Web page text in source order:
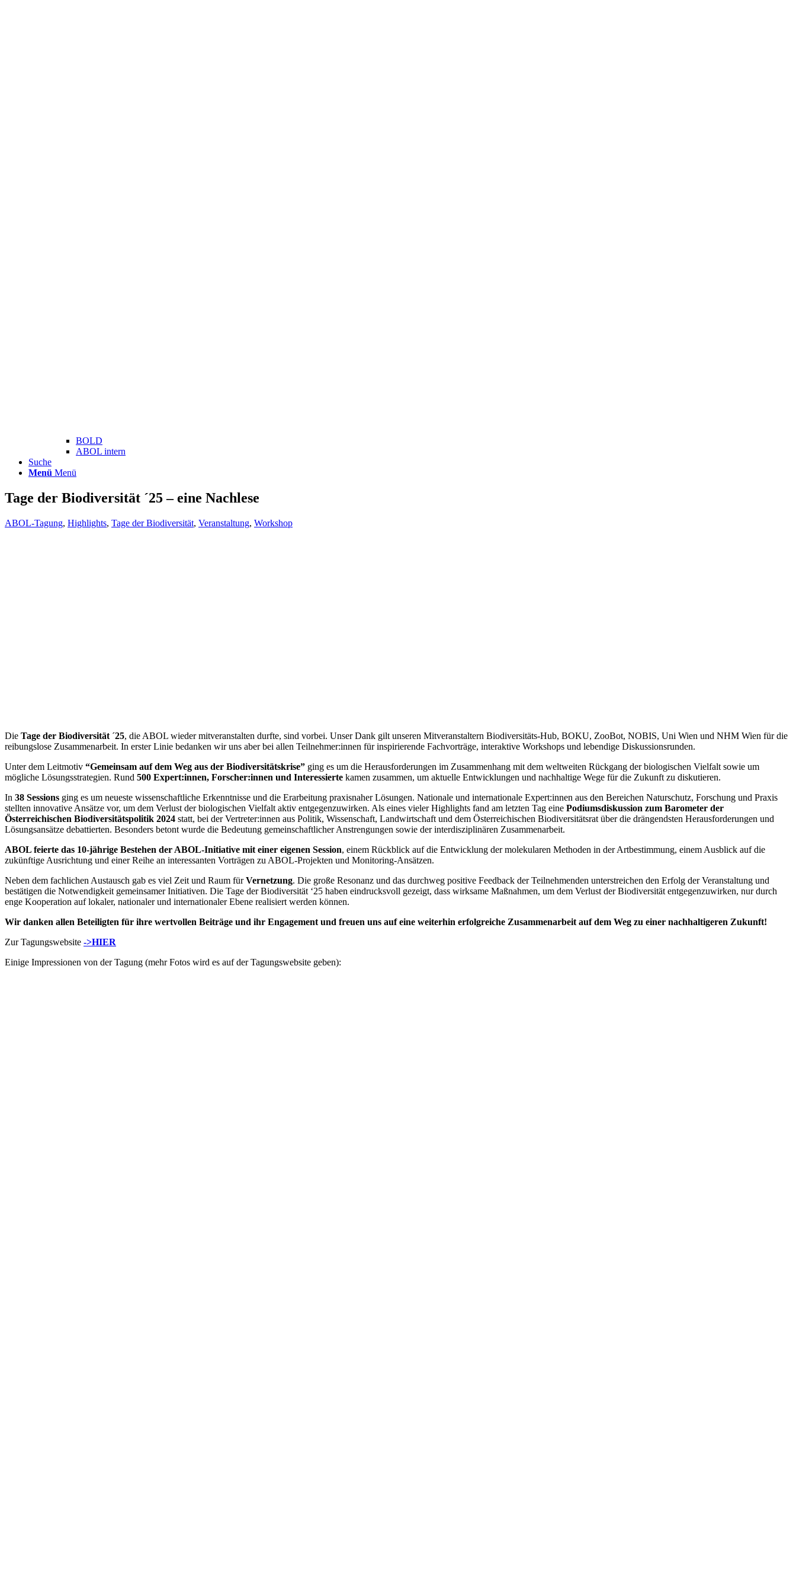
BOLD
ABOL intern
Suche
Menü Menü
Tage der Biodiversität ´25 – eine Nachlese
ABOL-Tagung, Highlights, Tage der Biodiversität, Veranstaltung, Workshop
Die Tage der Biodiversität ´25, die ABOL wieder mitveranstalten durfte, sind vorbei. Unser Dank gilt unseren Mitveranstaltern Biodiversitäts-Hub, BOKU, ZooBot, NOBIS, Uni Wien und NHM Wien für die
reibungslose Zusammenarbeit. In erster Linie bedanken wir uns aber bei allen Teilnehmer:innen für inspirierende Fachvorträge, interaktive Workshops und lebendige Diskussionsrunden.
Unter dem Leitmotiv “Gemeinsam auf dem Weg aus der Biodiversitätskrise” ging es um die Herausforderungen im Zusammenhang mit dem weltweiten Rückgang der biologischen Vielfalt sowie um
mögliche Lösungsstrategien. Rund 500 Expert:innen, Forscher:innen und Interessierte kamen zusammen, um aktuelle Entwicklungen und nachhaltige Wege für die Zukunft zu diskutieren.
In 38 Sessions ging es um neueste wissenschaftliche Erkenntnisse und die Erarbeitung praxisnaher Lösungen. Nationale und internationale Expert:innen aus den Bereichen Naturschutz, Forschung und Praxis
stellten innovative Ansätze vor, um dem Verlust der biologischen Vielfalt aktiv entgegenzuwirken. Als eines vieler Highlights fand am letzten Tag eine Podiumsdiskussion zum Barometer der
Österreichischen Biodiversitätspolitik 2024 statt, bei der Vertreter:innen aus Politik, Wissenschaft, Landwirtschaft und dem Österreichischen Biodiversitätsrat über die drängendsten Herausforderungen und
Lösungsansätze debattierten. Besonders betont wurde die Bedeutung gemeinschaftlicher Anstrengungen sowie der interdisziplinären Zusammenarbeit.
ABOL feierte das 10-jährige Bestehen der ABOL-Initiative mit einer eigenen Session, einem Rückblick auf die Entwicklung der molekularen Methoden in der Artbestimmung, einem Ausblick auf die
zukünftige Ausrichtung und einer Reihe an interessanten Vorträgen zu ABOL-Projekten und Monitoring-Ansätzen.
Neben dem fachlichen Austausch gab es viel Zeit und Raum fürVernetzung. Die große Resonanz und das durchweg positive Feedback der Teilnehmenden unterstreichen den Erfolg der Veranstaltung und
bestätigen die Notwendigkeit gemeinsamer Initiativen. Die Tage der Biodiversität ‘25 haben eindrucksvoll gezeigt, dass wirksame Maßnahmen, um dem Verlust der Biodiversität entgegenzuwirken, nur durch
enge Kooperation auf lokaler, nationaler und internationaler Ebene realisiert werden können.
Wir danken allen Beteiligten für ihre wertvollen Beiträge und ihr Engagement und freuen uns auf eine weiterhin erfolgreiche Zusammenarbeit auf dem Weg zu einer nachhaltigeren Zukunft!
Zur Tagungswebsite ->HIER
Einige Impressionen von der Tagung (mehr Fotos wird es auf der Tagungswebsite geben):